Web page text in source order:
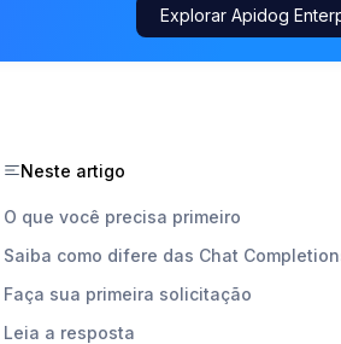
Explorar Apidog
Neste artigo
O que você precisa primeiro
Saiba como difere das Chat
Faça sua primeira solicitação
Leia a resposta